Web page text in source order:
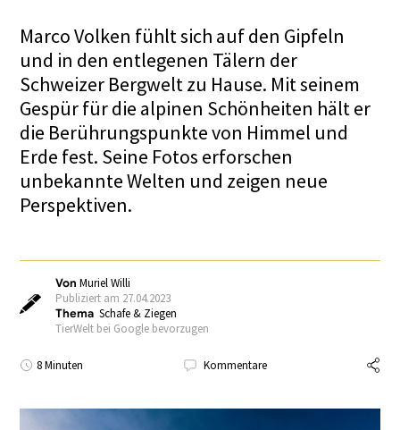
Marco Volken fühlt sich auf den Gipfeln
und in den entlegenen Tälern der
Schweizer Bergwelt zu Hause. Mit seinem
Gespür für die alpinen Schönheiten hält er
die Berührungspunkte von Himmel und
Erde fest. Seine Fotos erforschen
unbekannte Welten und zeigen neue
Perspektiven.
VonMuriel Willi
Publiziert am 27.04.2023
Thema Schafe & Ziegen
TierWelt bei Google bevorzugen
8 Minuten Kommentare